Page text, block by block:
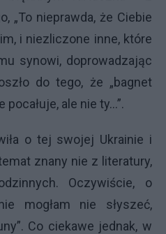
„To nieprawda, że Ciebie
i niezliczone inne, które
synowi, doprowadzając
do tego, że „bagnet
pocałuje, ale nie ty…”.
o tej swojej Ukrainie i
znany nie z literatury,
Oczywiście, o
mogłam nie słyszeć,
Co ciekawe jednak, w